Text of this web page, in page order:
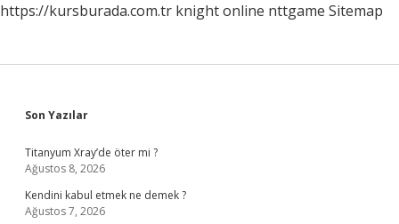
https://kursburada.com.tr knight online nttgame Sitemap
Sidebar
Son Yazılar
Titanyum Xray’de öter mi ?
Ağustos 8, 2026
Kendini kabul etmek ne demek ?
Ağustos 7, 2026